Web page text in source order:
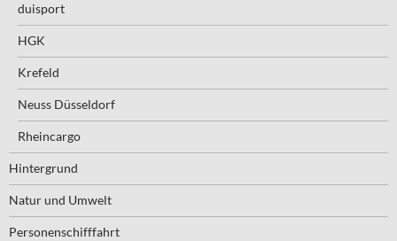
duisport
HGK
Krefeld
Neuss Düsseldorf
Rheincargo
Hintergrund
Natur und Umwelt
Personenschifffahrt